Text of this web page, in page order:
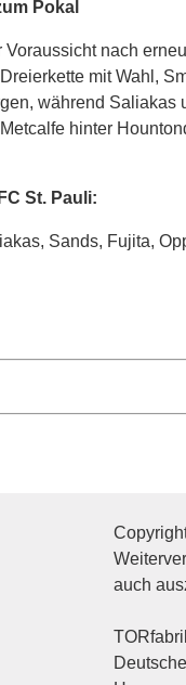
Pokal
nach
mit Wahl,
während
hinter
St. Pauli:
Sands, Fujita,
auch